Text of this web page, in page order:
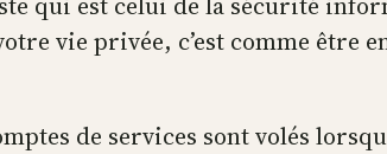
vie privée, c’est comme
de services sont volés